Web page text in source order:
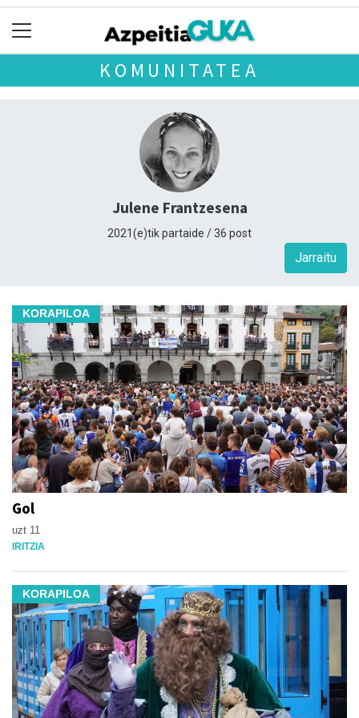
KOMUNITATEA
Julene Frantzesena
2021(e)tik partaide / 36 post
Jarraitu
KORAPILOA
Gol
uzt 11
IRITZIA
KORAPILOA